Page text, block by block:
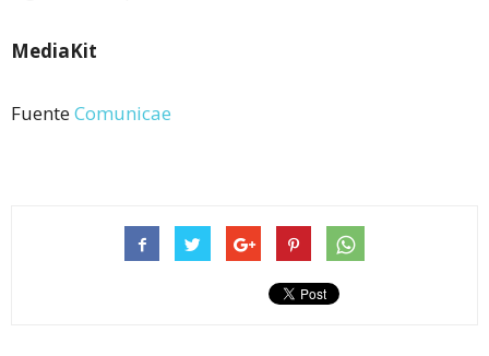
MediaKit
FuenteComunicae